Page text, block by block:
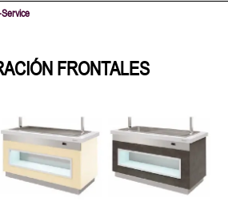
FRONTALES